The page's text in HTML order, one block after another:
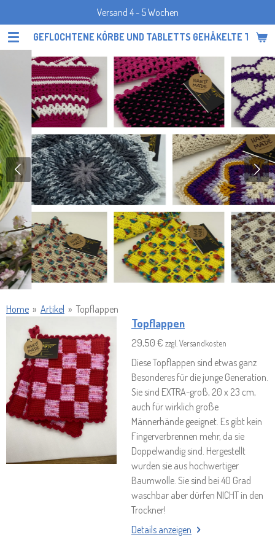
Hauptinhalt
springenGEFLOCHTENE KÖRBE UND TABLETTS GEHÄKELTE
Versand 4 - 5 Wochen
Home » Artikel » Topflappen
Topflappen
29,50 € zzgl. Versandkosten
Diese Topflappen sind etwas ganz
Besonderes für die junge Generation.
Sie sind EXTRA-groß, 20 x 23 cm,
auch für wirklich große
Männerhände geeignet. Es gibt kein
Fingerverbrennen mehr, da sie
Doppelwandig sind. Hergestellt
wurden sie aus hochwertiger
Baumwolle. Sie sind bei 40 Grad
waschbar aber dürfen NICHT in den
Trockner!
Details anzeigen